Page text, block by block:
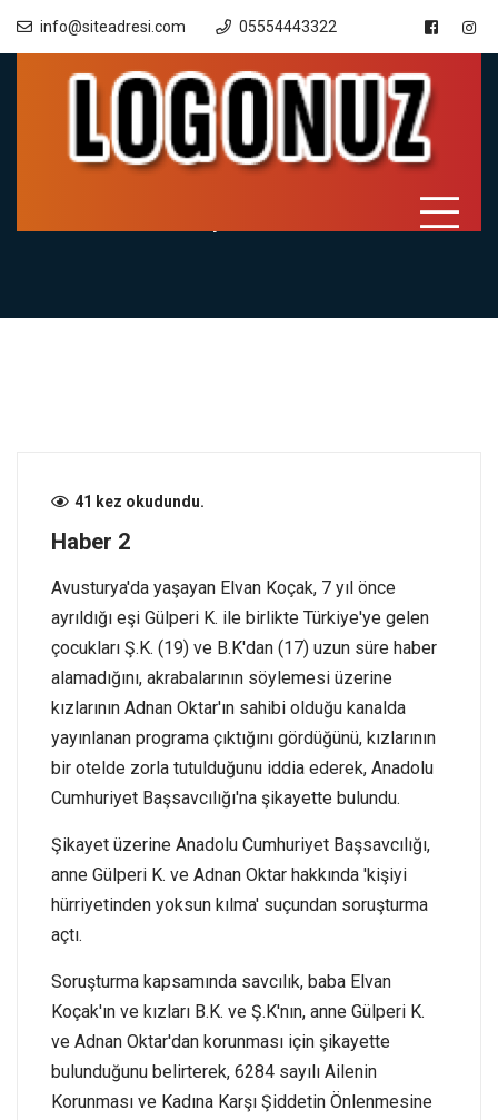
info@siteadresi.com 05554443322
Haber 2
41 kez okudundu.
Haber 2
Avusturya'da yaşayan Elvan Koçak, 7 yıl önce
ayrıldığı eşi Gülperi K. ile birlikte Türkiye'ye gelen
çocukları Ş.K. (19) ve B.K'dan (17) uzun süre haber
alamadığını, akrabalarının söylemesi üzerine
kızlarının Adnan Oktar'ın sahibi olduğu kanalda
yayınlanan programa çıktığını gördüğünü, kızlarının
bir otelde zorla tutulduğunu iddia ederek, Anadolu
Cumhuriyet Başsavcılığı'na şikayette bulundu.
Şikayet üzerine Anadolu Cumhuriyet Başsavcılığı,
anne Gülperi K. ve Adnan Oktar hakkında 'kişiyi
hürriyetinden yoksun kılma' suçundan soruşturma
açtı.
Soruşturma kapsamında savcılık, baba Elvan
Koçak'ın ve kızları B.K. ve Ş.K'nın, anne Gülperi K.
ve Adnan Oktar'dan korunması için şikayette
bulunduğunu belirterek, 6284 sayılı Ailenin
Korunması ve Kadına Karşı Şiddetin Önlenmesine